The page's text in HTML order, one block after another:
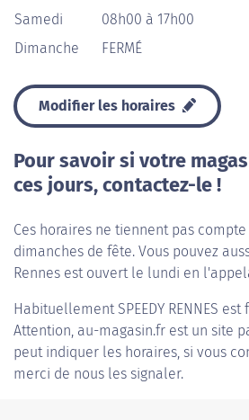
Samedi
08h00 à 17h00
Dimanche
FERMÉ
Modifier les horaires
Pour savoir si votre
ces jours, contactez-le !
Ces horaires ne tiennent pas
dimanches de fête. Vous pouvez
Rennes est ouvert le lundi en
HabituellementSPEEDY RENNES est
Attention, au-magasin.fr est un site
peut indiquer les horaires, si vous
merci de nous les signaler.